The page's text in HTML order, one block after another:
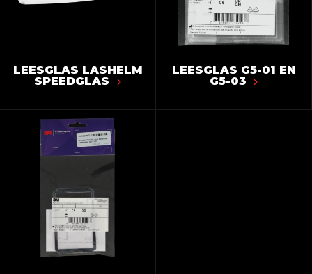
LEESGLAS LASHELM
SPEEDGLAS
LEESGLAS G5-01 EN
G5-03